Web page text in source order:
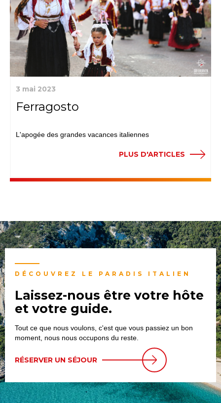
3 mai 2023
Ferragosto
L'apogée des grandes vacances italiennes
PLUS D'ARTICLES
DÉCOUVREZ LE PARADIS ITALIEN
Laissez-nous être votre hôte
et votre guide.
Tout ce que nous voulons, c'est que vous passiez un bon
moment, nous nous occupons du reste.
RÉSERVER UN SÉJOUR